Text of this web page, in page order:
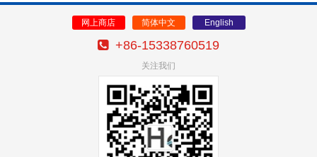
网上商店 简体中文 English
+86-15338760519
关注我们